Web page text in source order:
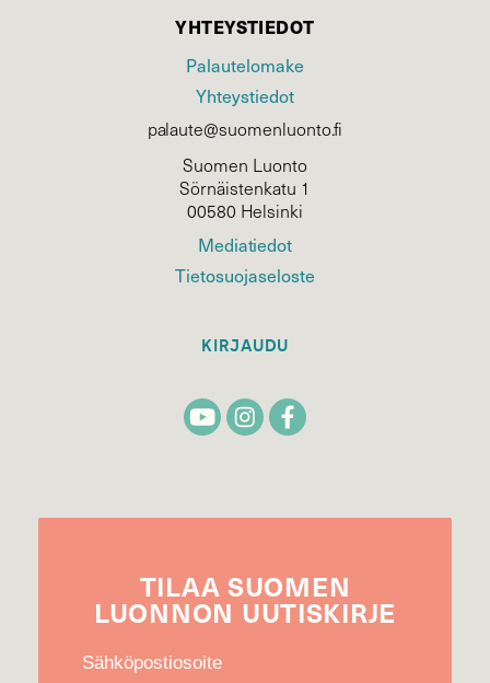
YHTEYSTIEDOT
Palautelomake
Yhteystiedot
palaute@suomenluonto.fi
Suomen Luonto
Sörnäistenkatu 1
00580 Helsinki
Mediatiedot
Tietosuojaseloste
KIRJAUDU
TILAA SUOMEN
LUONNON UUTIS­KIRJE
Sähköpostiosoite